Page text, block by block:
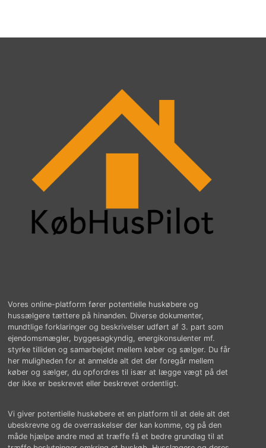
Vores online-platform fører potentielle huskøbere og
hussælgere tættere på hinanden. Diverse dokumenter,
mundtlige forklaringer og beskrivelser udført af 3. part som
ejendomsmægler, byggesagkyndig, energikonsulenter mf.
styrke tilliden og samarbejdet mellem køber og sælger. Du får
her muligheden for at anmelde alt det der foregår mellem
køber og sælger, du opfordres til især at lægge vægt på det
der ikke er beskrevet eller beskrevet ordentligt.
Vi giver potentielle huskøbere et en platform til at dele alt det
ubeskrevne og de overraskelser der kan komme, og på den
måde hjælpe andre med at træffe få et bedre grundlag til at